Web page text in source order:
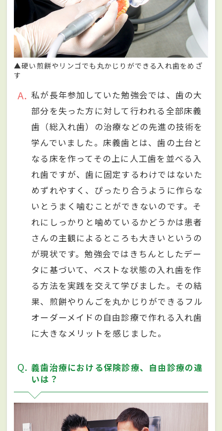
▲硬い煎餅やリンゴでも丸かじりができる入れ歯をめざ
す
A
私が長年参加していた勉強会では、歯の大
部分を失った方に対して行われる全部床義
歯（総入れ歯）の治療などの先進の技術を
学んでいました。床義歯とは、歯の土台と
なる床を作ってその上に人工歯を並べる入
れ歯ですが、歯に固定するわけではないた
めずれやすく、ぴったり合うように作らな
いとうまく噛むことができないのです。そ
れにしっかりと噛めているかどうかは患者
さんの主観によるところも大きいというの
が現状です。勉強会ではきちんとしたデー
タに基づいて、ベストな状態の入れ歯を作
る方法を実践を交えて学びました。その結
果、煎餅やりんごを丸かじりができるフル
オーダーメイドの自由診療で作れる入れ歯
に大きなメリットを感じました。
Q
義歯治療における保険診療、自由診療の違
いは？